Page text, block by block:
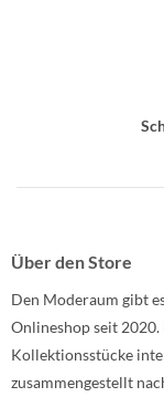
Über den Store
Den Moderaum gibt
Onlineshop seit
Kollektionsstücke
zusammengestellt